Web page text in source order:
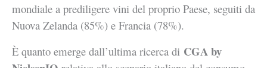
mondiale a prediligere vini del proprio Paese, seguiti da
Nuova Zelanda (85%) e Francia (78%).
È quanto emerge dall’ultima ricerca di CGA by